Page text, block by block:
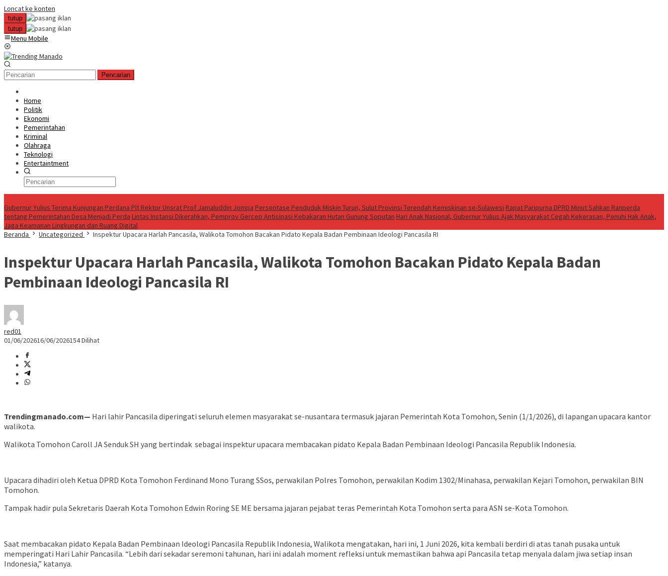
Loncat ke konten
tutup
tutup
Menu Mobile
Pencarian
Home
Politik
Ekonomi
Pemerintahan
Kriminal
Olahraga
Teknologi
Entertaintment
Gubernur Yulius Terima Kunjungan Perdana Plt Rektor Unsrat Prof Jamaluddin Jompa Persentase Penduduk Miskin Turun, Sulut Provinsi Terendah Kemiskinan se-Sulawesi Rapat Paripurna DPRD Minut Sahkan Ranperda
tentang Pemerintahan Desa Menjadi Perda Lintas Instansi Dikerahkan, Pemprov Gercep Antisipasi Kebakaran Hutan Gunung Soputan Hari Anak Nasional, Gubernur Yulius Ajak Masyarakat Cegah Kekerasan, Penuhi Hak Anak,
Jaga Keamanan Lingkungan dan Ruang Digital
Beranda
Uncategorized Inspektur Upacara Harlah Pancasila, Walikota Tomohon Bacakan Pidato Kepala Badan Pembinaan Ideologi Pancasila RI
Inspektur Upacara Harlah Pancasila, Walikota Tomohon Bacakan Pidato Kepala Badan
Pembinaan Ideologi Pancasila RI
red01
01/06/202616/06/2026154 Dilihat
Trendingmanado.com— Hari lahir Pancasila diperingati seluruh elemen masyarakat se-nusantara termasuk jajaran Pemerintah Kota Tomohon, Senin (1/1/2026), di lapangan upacara kantor
walikota.
Walikota Tomohon Caroll JA Senduk SH yang bertindak sebagai inspektur upacara membacakan pidato Kepala Badan Pembinaan Ideologi Pancasila Republik Indonesia.
Upacara dihadiri oleh Ketua DPRD Kota Tomohon Ferdinand Mono Turang SSos, perwakilan Polres Tomohon, perwakilan Kodim 1302/Minahasa, perwakilan Kejari Tomohon, perwakilan BIN
Tomohon.
Tampak hadir pula Sekretaris Daerah Kota Tomohon Edwin Roring SE ME bersama jajaran pejabat teras Pemerintah Kota Tomohon serta para ASN se-Kota Tomohon.
Saat membacakan pidato Kepala Badan Pembinaan Ideologi Pancasila Republik Indonesia, Walikota mengatakan, hari ini, 1 Juni 2026, kita kembali berdiri di atas tanah pusaka untuk
memperingati Hari Lahir Pancasila. “Lebih dari sekadar seremoni tahunan, hari ini adalah moment refleksi untuk memastikan bahwa api Pancasila tetap menyala dalam jiwa setiap insan
Indonesia,” katanya.